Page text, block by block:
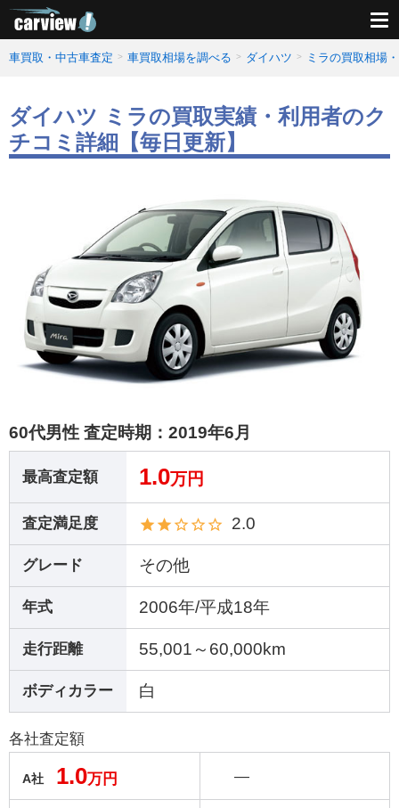
車買取・中古車査定 車買取相場を調べる ダイハツ ミラの買取相場
ダイハツ ミラの買取実績・利用者のク
チコミ詳細【毎日更新】
60代男性 査定時期： 2019年6月
最高査定額 1.0万円
査定満足度 2.0
グレード その他
年式 2006年/平成18年
走行距離 55,001～60,000km
ボディカラー 白
各社査定額
A社 1.0万円 ―